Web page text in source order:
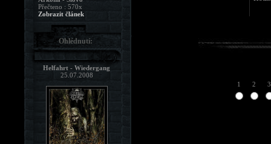
1 2 3
Přečteno : 570x
Zobrazit článek
Ohlédnutí:
Helfahrt - Wiedergang
25.07.2008